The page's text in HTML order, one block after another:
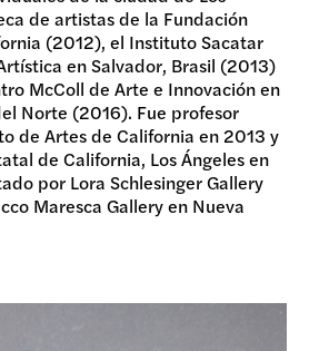
de artistas de la Fundación
(2012), el Instituto Sacatar
en Salvador, Brasil (2013)
McColl de Arte e Innovación en
Norte (2016). Fue profesor
de Artes de California en 2013 y
de California, Los Ángeles en
por Lora Schlesinger Gallery
Maresca Gallery en Nueva